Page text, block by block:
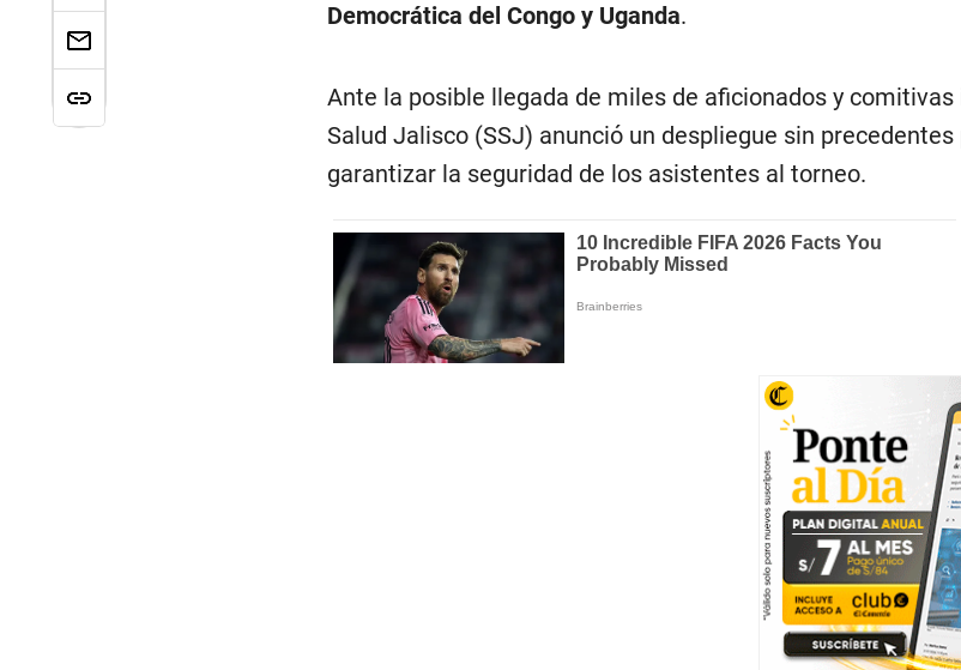
Democrática del Congo y Uganda.
Ante la posible llegada de miles de aficionados y
Salud Jalisco (SSJ) anunció un despliegue sin
garantizar la seguridad de los asistentes al torneo.